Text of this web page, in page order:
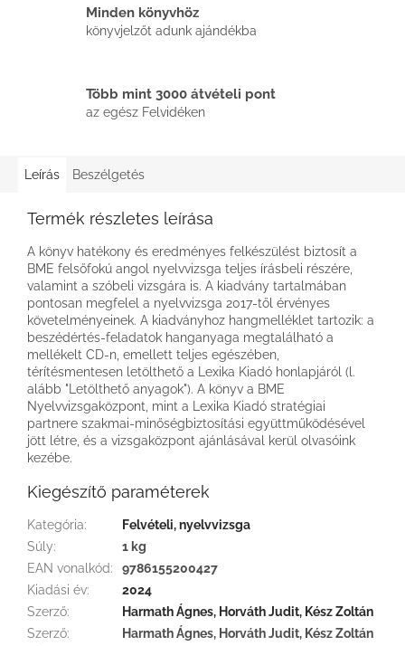
Minden könyvhöz
könyvjelzőt adunk ajándékba
Több mint 3000 átvételi pont
az egész Felvidéken
Leírás Beszélgetés
Termék részletes leírása
A könyv hatékony és eredményes felkészülést biztosít a
BME felsőfokú angol nyelvvizsga teljes írásbeli részére,
valamint a szóbeli vizsgára is. A kiadvány tartalmában
pontosan megfelel a nyelvvizsga 2017-től érvényes
követelményeinek. A kiadványhoz hangmelléklet tartozik: a
beszédértés-feladatok hanganyaga megtalálható a
mellékelt CD-n, emellett teljes egészében,
térítésmentesen letölthető a Lexika Kiadó honlapjáról (l.
alább "Letölthető anyagok"). A könyv a BME
Nyelvvizsgaközpont, mint a Lexika Kiadó stratégiai
partnere szakmai-minőségbiztosítási együttműködésével
jött létre, és a vizsgaközpont ajánlásával kerül olvasóink
kezébe.
Kiegészítő paraméterek
Kategória:
Felvételi, nyelvvizsga
Súly:
1 kg
EAN vonalkód:
9786155200427
Kiadási év:
2024
Szerző:
Harmath Ágnes, Horváth Judit, Kész Zoltán
Szerző:
Harmath Ágnes, Horváth Judit, Kész Zoltán